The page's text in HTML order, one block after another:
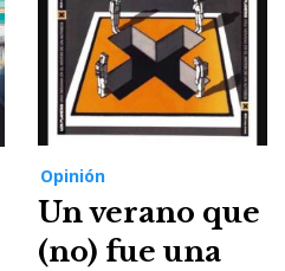
Opinión
Un verano que
(no) fue una